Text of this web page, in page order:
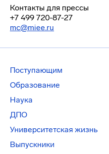
Контакты для прессы
+7 499 720-87-27
mc@miee.ru
Поступающим
Образование
Наука
ДПО
Университетская жизнь
Выпускники